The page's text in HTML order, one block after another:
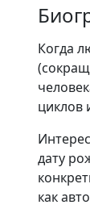
Когда
циклов
дату
как